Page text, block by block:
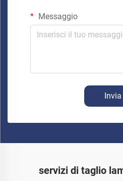
Messaggio
Invia
servizi di taglio